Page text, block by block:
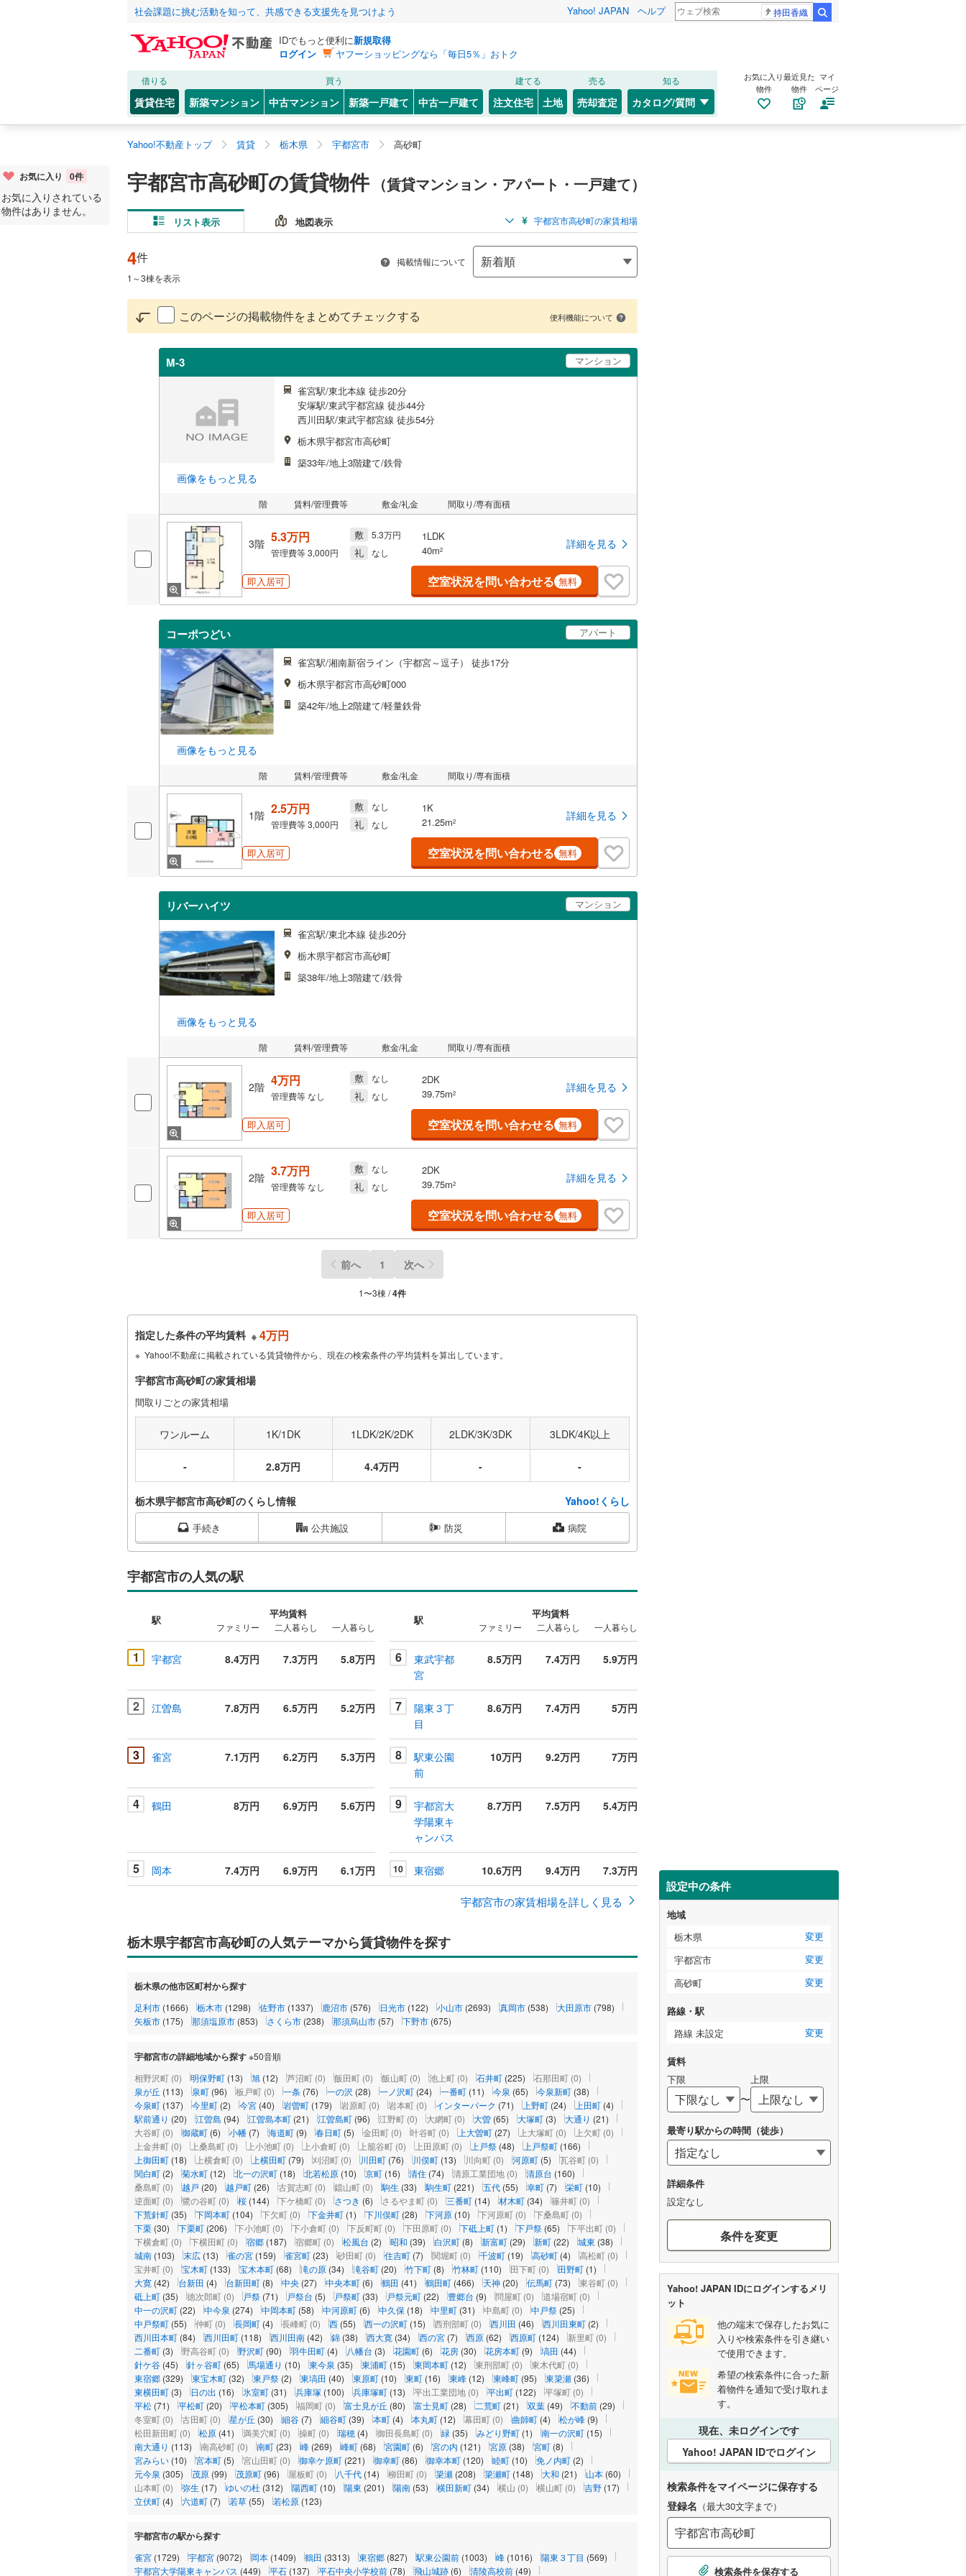
社会課題に挑む活動を知って、共感できる支援先を見つけよう Yahoo! JAPAN ヘルプ 持田香織
IDでもっと便利に新規取得
ログイン
ヤフーショッピングなら「毎日5％」おトク
借りる
賃貸住宅
買う
新築マンション 中古マンション 新築一戸建て 中古一戸建て
建てる
注文住宅 土地
売る
売却査定
知る
カタログ/質問
お気に入り
物件
最近見た
物件
マイ
ページ
Yahoo!不動産トップ 賃貸 栃木県 宇都宮市 高砂町
宇都宮市高砂町の賃貸物件 （賃貸マンション・アパート・一戸建て）
リスト表示 地図表示 宇都宮市高砂町の家賃相場
4件
1 ～3棟を表示
掲載情報について
このページの掲載物件をまとめてチェックする 便利機能について
M-3 マンション
画像をもっと見る
雀宮駅/東北本線 徒歩20分
安塚駅/東武宇都宮線 徒歩44分
西川田駅/東武宇都宮線 徒歩54分
栃木県宇都宮市高砂町
築33年/地上3階建て/鉄骨
階 賃料/管理費等 敷金/礼金 間取り/専有面積
3階 5.3万円
管理費等3,000円
敷 5.3万円
礼 なし
1LDK
40m2 詳細を見る
即入居可 空室状況を問い合わせる 無料
コーポつどい アパート
画像をもっと見る
雀宮駅/湘南新宿ライン（宇都宮～逗子） 徒歩17分
栃木県宇都宮市高砂町000
築42年/地上2階建て/軽量鉄骨
階 賃料/管理費等 敷金/礼金 間取り/専有面積
1階 2.5万円
管理費等3,000円
敷 なし
礼 なし
1K
21.25m2 詳細を見る
即入居可 空室状況を問い合わせる 無料
リバーハイツ マンション
画像をもっと見る
雀宮駅/東北本線 徒歩20分
栃木県宇都宮市高砂町
築38年/地上3階建て/鉄骨
階 賃料/管理費等 敷金/礼金 間取り/専有面積
2階 4万円
管理費等なし
敷 なし
礼 なし
2DK
39.75m2 詳細を見る
即入居可 空室状況を問い合わせる 無料
2階 3.7万円
管理費等なし
敷 なし
礼 なし
2DK
39.75m2 詳細を見る
即入居可 空室状況を問い合わせる 無料
前へ 1 次へ
1〜3棟 /4件
指定した条件の平均賃料 ※ 4万円
Yahoo!不動産に掲載されている賃貸物件から、現在の検索条件の平均賃料を算出しています。
宇都宮市高砂町の家賃相場
間取りごとの家賃相場
ワンルーム 1K/1DK 1LDK/2K/2DK 2LDK/3K/3DK 3LDK/4K以上
- 2.8万円 4.4万円 - -
栃木県宇都宮市高砂町のくらし情報 Yahoo!くらし
手続き 公共施設 防災 病院
宇都宮市の人気の駅
駅 平均賃料
ファミリー 二人暮らし 一人暮らし
駅 平均賃料
ファミリー 二人暮らし 一人暮らし
1 宇都宮 8.4万円 7.3万円 5.8万円
2 江曽島 7.8万円 6.5万円 5.2万円
3 雀宮 7.1万円 6.2万円 5.3万円
4 鶴田 8万円 6.9万円 5.6万円
5 岡本 7.4万円 6.9万円 6.1万円
6
東武宇都
宮
8.5万円 7.4万円 5.9万円
7
陽東３丁
目
8.6万円 7.4万円 5万円
8
駅東公園
前
10万円 9.2万円 7万円
9
宇都宮大
学陽東キ
ャンパス
8.7万円 7.5万円 5.4万円
10 東宿郷 10.6万円 9.4万円 7.3万円
宇都宮市の家賃相場を詳しく見る
栃木県宇都宮市高砂町の人気テーマから賃貸物件を探す
栃木県の他市区町村から探す
足利市 (1666) 栃木市 (1298) 佐野市 (1337) 鹿沼市 (576) 日光市 (122) 小山市 (2693) 真岡市 (538) 大田原市 (798)
矢板市 (175) 那須塩原市 (853) さくら市 (238) 那須烏山市 (57) 下野市 (675)
宇都宮市の詳細地域から探す※50音順
相野沢町 (0) 明保野町 (13) 旭 (12) 芦沼町 (0) 飯田町 (0) 飯山町 (0) 池上町 (0) 石井町 (225) 石那田町 (0)
泉が丘 (113) 泉町 (96) 板戸町 (0) 一条 (76) 一の沢 (28) 一ノ沢町 (24) 一番町 (11) 今泉 (65) 今泉新町 (38)
今泉町 (137) 今里町 (2) 今宮 (40) 岩曽町 (179) 岩原町 (0) 岩本町 (0) インターパーク (71) 上野町 (24) 上田町 (4)
駅前通り (20) 江曽島 (94) 江曽島本町 (21) 江曽島町 (96) 江野町 (0) 大網町 (0) 大曽 (65) 大塚町 (3) 大通り (21)
大谷町 (0) 御蔵町 (6) 小幡 (7) 海道町 (9) 春日町 (5) 金田町 (0) 叶谷町 (0) 上大曽町 (27) 上大塚町 (0) 上欠町 (0)
上金井町 (0) 上桑島町 (0) 上小池町 (0) 上小倉町 (0) 上籠谷町 (0) 上田原町 (0) 上戸祭 (48) 上戸祭町 (166)
上御田町 (18) 上横倉町 (0) 上横田町 (79) 刈沼町 (0) 川田町 (76) 川俣町 (13) 川向町 (0) 河原町 (5) 瓦谷町 (0)
関白町 (2) 菊水町 (12) 北一の沢町 (18) 北若松原 (10) 京町 (16) 清住 (74) 清原工業団地 (0) 清原台 (160)
桑島町 (0) 越戸 (20) 越戸町 (26) 古賀志町 (0) 鐺山町 (0) 駒生 (33) 駒生町 (221) 五代 (55) 幸町 (7) 栄町 (10)
逆面町 (0) 鷺の谷町 (0) 桜 (144) 下ケ橋町 (0) さつき (6) さるやま町 (0) 三番町 (14) 材木町 (34) 篠井町 (0)
下荒針町 (35) 下岡本町 (104) 下欠町 (0) 下金井町 (1) 下川俣町 (28) 下河原 (10) 下河原町 (0) 下桑島町 (0)
下栗 (30) 下栗町 (206) 下小池町 (0) 下小倉町 (0) 下反町町 (0) 下田原町 (0) 下砥上町 (1) 下戸祭 (65) 下平出町 (0)
下横倉町 (0) 下横田町 (0) 宿郷 (187) 宿郷町 (0) 松風台 (2) 昭和 (39) 白沢町 (8) 新富町 (29) 新町 (22) 城東 (38)
城南 (103) 末広 (13) 雀の宮 (159) 雀宮町 (23) 砂田町 (0) 住吉町 (7) 関堀町 (0) 千波町 (19) 高砂町 (4) 高松町 (0)
宝井町 (0) 宝木町 (133) 宝木本町 (68) 滝の原 (34) 滝谷町 (20) 竹下町 (8) 竹林町 (110) 田下町 (0) 田野町 (1)
大寛 (42) 台新田 (4) 台新田町 (8) 中央 (27) 中央本町 (6) 鶴田 (41) 鶴田町 (466) 天神 (20) 伝馬町 (73) 東谷町 (0)
砥上町 (35) 徳次郎町 (0) 戸祭 (71) 戸祭台 (5) 戸祭町 (33) 戸祭元町 (22) 豊郷台 (9) 問屋町 (0) 道場宿町 (0)
中一の沢町 (22) 中今泉 (274) 中岡本町 (58) 中河原町 (6) 中久保 (18) 中里町 (31) 中島町 (0) 中戸祭 (25)
中戸祭町 (55) 仲町 (0) 長岡町 (4) 長峰町 (0) 西 (55) 西一の沢町 (15) 西刑部町 (0) 西川田 (46) 西川田東町 (2)
西川田本町 (84) 西川田町 (118) 西川田南 (42) 錦 (38) 西大寛 (34) 西の宮 (7) 西原 (62) 西原町 (124) 新里町 (0)
二番町 (3) 野高谷町 (0) 野沢町 (90) 羽牛田町 (4) 八幡台 (3) 花園町 (6) 花房 (30) 花房本町 (9) 塙田 (44)
針ケ谷 (45) 針ヶ谷町 (65) 馬場通り (10) 東今泉 (35) 東浦町 (15) 東岡本町 (12) 東刑部町 (0) 東木代町 (0)
東宿郷 (329) 東宝木町 (32) 東戸祭 (2) 東塙田 (40) 東原町 (10) 東町 (16) 東峰 (12) 東峰町 (95) 東簗瀬 (36)
東横田町 (3) 日の出 (16) 氷室町 (31) 兵庫塚 (100) 兵庫塚町 (13) 平出工業団地 (0) 平出町 (122) 平塚町 (0)
平松 (71) 平松町 (20) 平松本町 (305) 福岡町 (0) 富士見が丘 (80) 富士見町 (28) 二荒町 (21) 双葉 (49) 不動前 (29)
冬室町 (0) 古田町 (0) 星が丘 (30) 細谷 (7) 細谷町 (39) 本町 (4) 本丸町 (12) 幕田町 (0) 曲師町 (4) 松が峰 (9)
松田新田町 (0) 松原 (41) 満美穴町 (0) 操町 (0) 瑞穂 (4) 御田長島町 (0) 緑 (35) みどり野町 (1) 南一の沢町 (15)
南大通り (113) 南高砂町 (0) 南町 (23) 峰 (269) 峰町 (68) 宮園町 (6) 宮の内 (121) 宮原 (38) 宮町 (8)
宮みらい (10) 宮本町 (5) 宮山田町 (0) 御幸ケ原町 (221) 御幸町 (86) 御幸本町 (120) 睦町 (10) 免ノ内町 (2)
元今泉 (305) 茂原 (99) 茂原町 (96) 屋板町 (0) 八千代 (14) 柳田町 (0) 簗瀬 (208) 簗瀬町 (148) 大和 (21) 山本 (60)
山本町 (0) 弥生 (17) ゆいの杜 (312) 陽西町 (10) 陽東 (201) 陽南 (53) 横田新町 (34) 横山 (0) 横山町 (0) 吉野 (17)
立伏町 (4) 六道町 (7) 若草 (55) 若松原 (123)
宇都宮市の駅から探す
雀宮 (1729) 宇都宮 (9072) 岡本 (1409) 鶴田 (3313) 東宿郷 (827) 駅東公園前 (1003) 峰 (1016) 陽東３丁目 (569)
宇都宮大学陽東キャンパス (449) 平石 (137) 平石中央小学校前 (78) 飛山城跡 (6) 清陵高校前 (49)
お気に入り 0件
お気に入りされている
物件はありません。
設定中の条件
地域
栃木県
変更
宇都宮市
変更
高砂町
変更
路線・駅
路線 未設定
変更
賃料
下限
〜
上限
最寄り駅からの時間（徒歩）
詳細条件
設定なし
条件を変更
Yahoo! JAPAN IDにログインするメリ
ット
他の端末で保存したお気に
入りや検索条件を引き継い
で使用できます。
希望の検索条件に合った新
着物件を通知で受け取れま
す。
現在、未ログインです
Yahoo! JAPAN IDでログイン
検索条件をマイページに保存する
登録名 （最大30文字まで）
検索条件を保存する